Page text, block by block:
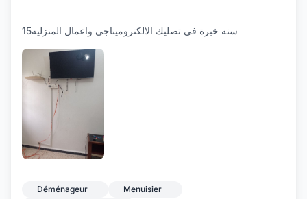
15سنه خبرة في تصليك الالكتروميناجي واعمال المنزليه
Déménageur
Menuisier